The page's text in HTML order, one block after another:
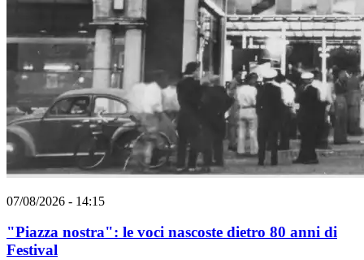
07/08/2026 - 14:15
"Piazza nostra": le voci nascoste dietro 80 anni di
Festival